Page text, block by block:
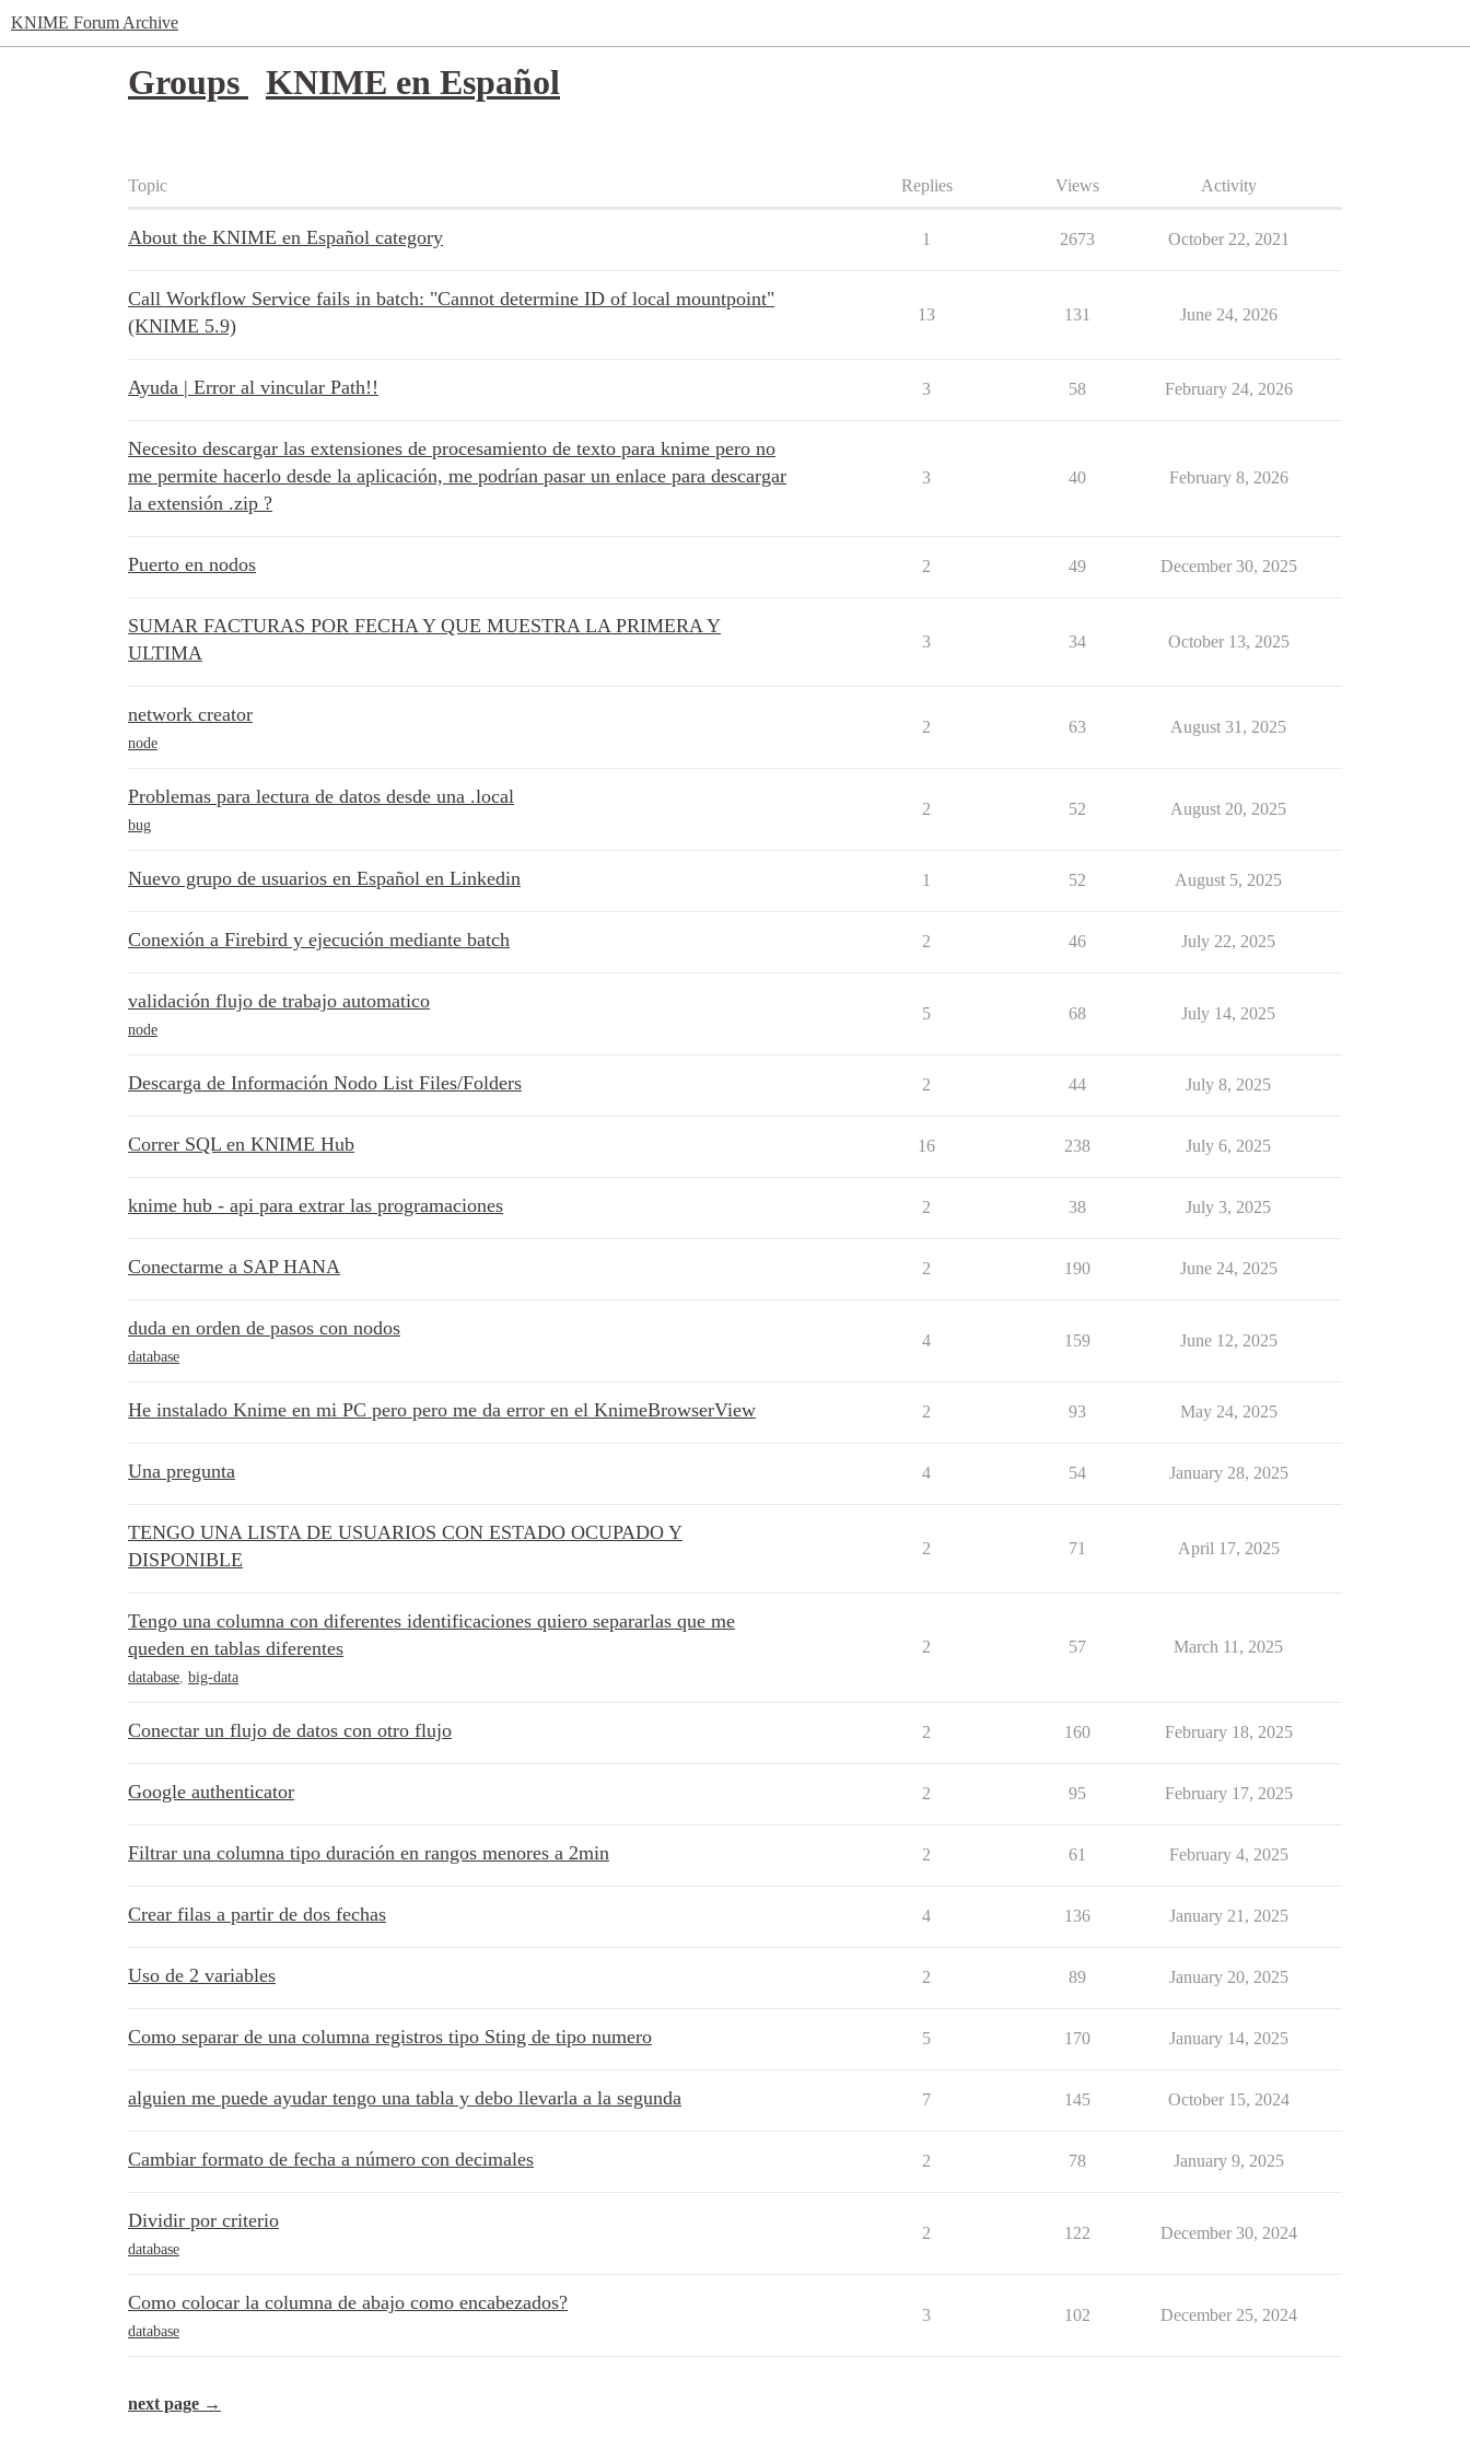
KNIME Forum Archive
Groups KNIME en Español
Topic Replies Views Activity
About the KNIME en Español category 1 2673 October 22, 2021
Call Workflow Service fails in batch: "Cannot determine ID of local mountpoint"
(KNIME 5.9)
13 131 June 24, 2026
Ayuda | Error al vincular Path!! 3 58 February 24, 2026
Necesito descargar las extensiones de procesamiento de texto para knime pero no
me permite hacerlo desde la aplicación, me podrían pasar un enlace para descargar
la extensión .zip ?
3 40 February 8, 2026
Puerto en nodos 2 49 December 30, 2025
SUMAR FACTURAS POR FECHA Y QUE MUESTRA LA PRIMERA Y
ULTIMA
3 34 October 13, 2025
network creator
node
2 63 August 31, 2025
Problemas para lectura de datos desde una .local
bug
2 52 August 20, 2025
Nuevo grupo de usuarios en Español en Linkedin 1 52 August 5, 2025
Conexión a Firebird y ejecución mediante batch 2 46 July 22, 2025
validación flujo de trabajo automatico
node
5 68 July 14, 2025
Descarga de Información Nodo List Files/Folders 2 44 July 8, 2025
Correr SQL en KNIME Hub 16 238 July 6, 2025
knime hub - api para extrar las programaciones 2 38 July 3, 2025
Conectarme a SAP HANA 2 190 June 24, 2025
duda en orden de pasos con nodos
database
4 159 June 12, 2025
He instalado Knime en mi PC pero pero me da error en el KnimeBrowserView 2 93 May 24, 2025
Una pregunta 4 54 January 28, 2025
TENGO UNA LISTA DE USUARIOS CON ESTADO OCUPADO Y
DISPONIBLE
2 71 April 17, 2025
Tengo una columna con diferentes identificaciones quiero separarlas que me
queden en tablas diferentes
database, big-data
2 57 March 11, 2025
Conectar un flujo de datos con otro flujo 2 160 February 18, 2025
Google authenticator 2 95 February 17, 2025
Filtrar una columna tipo duración en rangos menores a 2min 2 61 February 4, 2025
Crear filas a partir de dos fechas 4 136 January 21, 2025
Uso de 2 variables 2 89 January 20, 2025
Como separar de una columna registros tipo Sting de tipo numero 5 170 January 14, 2025
alguien me puede ayudar tengo una tabla y debo llevarla a la segunda 7 145 October 15, 2024
Cambiar formato de fecha a número con decimales 2 78 January 9, 2025
Dividir por criterio
database
2 122 December 30, 2024
Como colocar la columna de abajo como encabezados?
database
3 102 December 25, 2024
next page →